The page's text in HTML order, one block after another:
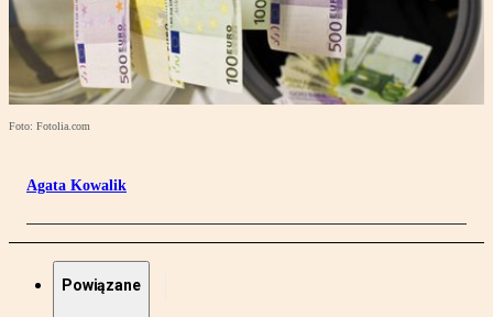
Foto: Fotolia.com
Agata Kowalik
Powiązane